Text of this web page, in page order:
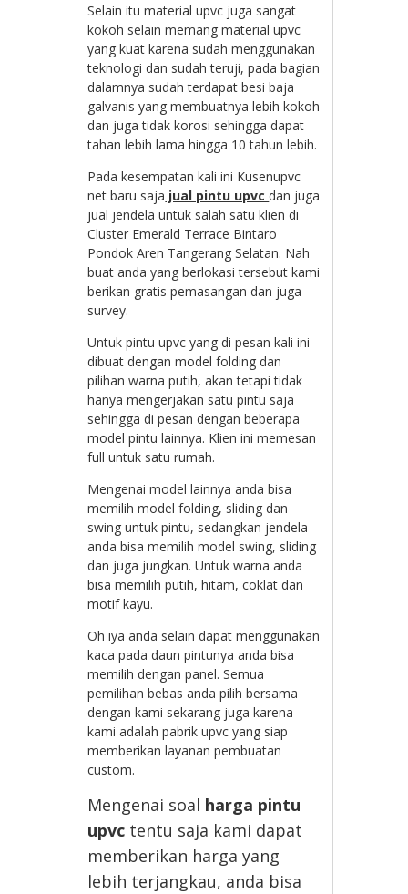
Selain itu material upvc juga sangat
kokoh selain memang material upvc
yang kuat karena sudah menggunakan
teknologi dan sudah teruji, pada bagian
dalamnya sudah terdapat besi baja
galvanis yang membuatnya lebih kokoh
dan juga tidak korosi sehingga dapat
tahan lebih lama hingga 10 tahun lebih.
Pada kesempatan kali ini Kusenupvc
net baru saja jual pintu upvcdan juga
jual jendela untuk salah satu klien di
Cluster Emerald Terrace Bintaro
Pondok Aren Tangerang Selatan. Nah
buat anda yang berlokasi tersebut kami
berikan gratis pemasangan dan juga
survey.
Untuk pintu upvc yang di pesan kali ini
dibuat dengan model folding dan
pilihan warna putih, akan tetapi tidak
hanya mengerjakan satu pintu saja
sehingga di pesan dengan beberapa
model pintu lainnya. Klien ini memesan
full untuk satu rumah.
Mengenai model lainnya anda bisa
memilih model folding, sliding dan
swing untuk pintu, sedangkan jendela
anda bisa memilih model swing, sliding
dan juga jungkan. Untuk warna anda
bisa memilih putih, hitam, coklat dan
motif kayu.
Oh iya anda selain dapat menggunakan
kaca pada daun pintunya anda bisa
memilih dengan panel. Semua
pemilihan bebas anda pilih bersama
dengan kami sekarang juga karena
kami adalah pabrik upvc yang siap
memberikan layanan pembuatan
custom.
Mengenai soal harga pintu
upvc tentu saja kami dapat
memberikan harga yang
lebih terjangkau, anda bisa